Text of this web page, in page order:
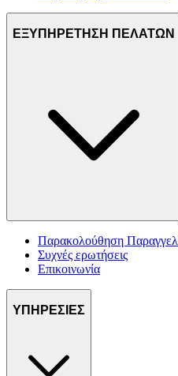
ΕΞΥΠΗΡΕΤΗΣΗ ΠΕΛΑΤΩΝ
Παρακολούθηση
Συχνές ερωτήσεις
Επικοινωνία
ΥΠΗΡΕΣΙΕΣ